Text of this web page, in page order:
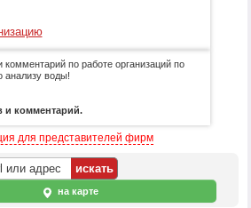
комментарий по работе организаций по
анализу воды!
и комментарий.
для представителей фирм
на карте